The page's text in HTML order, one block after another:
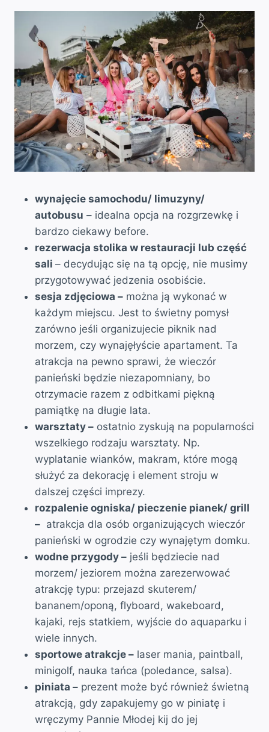
wynajęcie samochodu/ limuzyny/
autobusu – idealna opcja na rozgrzewkę i
bardzo ciekawy before.
rezerwacja stolika w restauracji lub część
sali – decydując się na tą opcję, nie musimy
przygotowywać jedzenia osobiście.
sesja zdjęciowa – można ją wykonać w
każdym miejscu. Jest to świetny pomysł
zarówno jeśli organizujecie piknik nad
morzem, czy wynajęłyście apartament. Ta
atrakcja na pewno sprawi, że wieczór
panieński będzie niezapomniany, bo
otrzymacie razem z odbitkami piękną
pamiątkę na długie lata.
warsztaty – ostatnio zyskują na popularności
wszelkiego rodzaju warsztaty. Np.
wyplatanie wianków, makram, które mogą
służyć za dekorację i element stroju w
dalszej części imprezy.
rozpalenie ogniska/ pieczenie pianek/ grill
– atrakcja dla osób organizujących wieczór
panieński w ogrodzie czy wynajętym domku.
wodne przygody – jeśli będziecie nad
morzem/ jeziorem można zarezerwować
atrakcję typu: przejazd skuterem/
bananem/oponą, flyboard, wakeboard,
kajaki, rejs statkiem, wyjście do aquaparku i
wiele innych.
sportowe atrakcje – laser mania, paintball,
minigolf, nauka tańca (poledance, salsa).
piniata – prezent może być również świetną
atrakcją, gdy zapakujemy go w piniatę i
wręczymy Pannie Młodej kij do jej